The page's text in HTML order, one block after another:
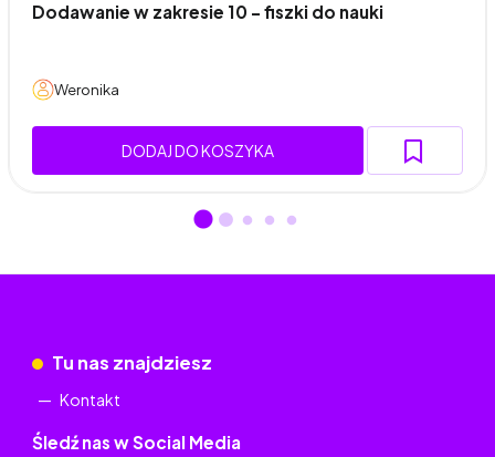
Dodawanie w zakresie 10 - fiszki do nauki
Weronika
DODAJ DO KOSZYKA
Tu nas znajdziesz
Kontakt
Śledź nas w Social Media